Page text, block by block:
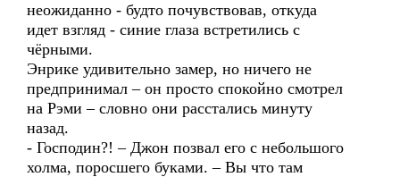
неожиданно - будто почувствовав, откуда
идет взгляд - синие глаза встретились с
чёрными.
Энрике удивительно замер, но ничего не
предпринимал – он просто спокойно смотрел
на Рэми – словно они расстались минуту
назад.
- Господин?! – Джон позвал его с небольшого
холма, поросшего буками. – Вы что там